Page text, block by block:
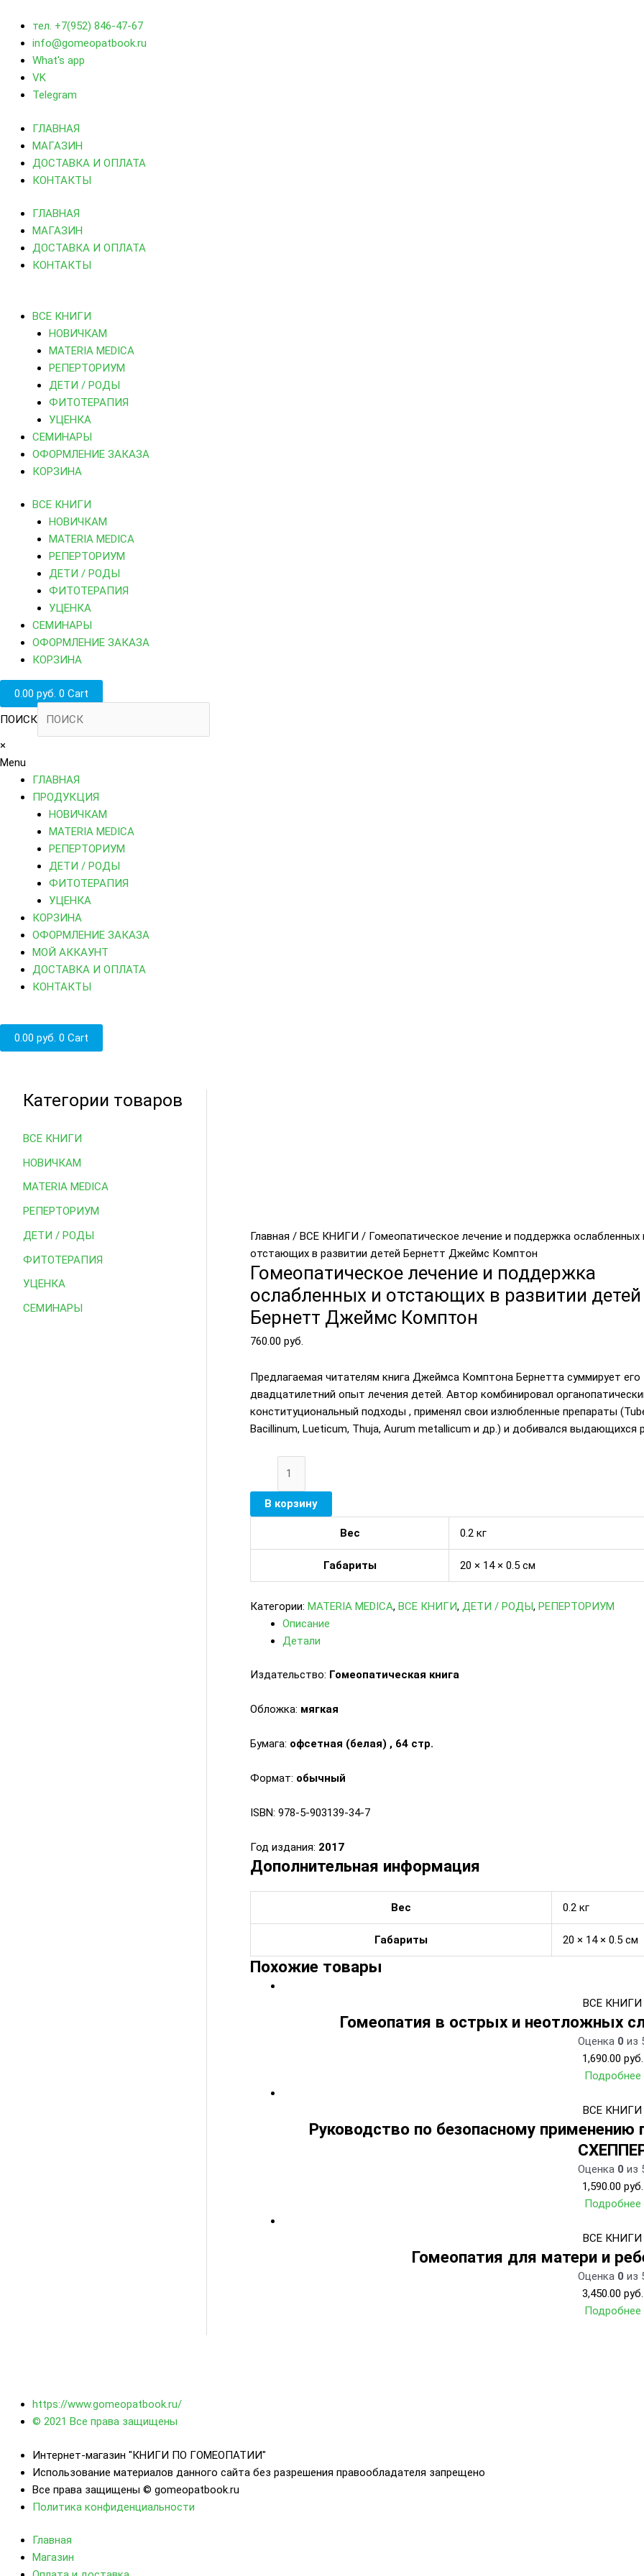
тел. +7(952) 846-47-67
info@gomeopatbook.ru
What's app
VK
Telegram
ГЛАВНАЯ
МАГАЗИН
ДОСТАВКА И ОПЛАТА
КОНТАКТЫ
ГЛАВНАЯ
МАГАЗИН
ДОСТАВКА И ОПЛАТА
КОНТАКТЫ
ВСЕ КНИГИ
НОВИЧКАМ
MATERIA MEDICA
РЕПЕРТОРИУМ
ДЕТИ / РОДЫ
ФИТОТЕРАПИЯ
УЦЕНКА
СЕМИНАРЫ
ОФОРМЛЕНИЕ ЗАКАЗА
КОРЗИНА
ВСЕ КНИГИ
НОВИЧКАМ
MATERIA MEDICA
РЕПЕРТОРИУМ
ДЕТИ / РОДЫ
ФИТОТЕРАПИЯ
УЦЕНКА
СЕМИНАРЫ
ОФОРМЛЕНИЕ ЗАКАЗА
КОРЗИНА
0.00 руб. 0 Cart
ПОИСК
×
Menu
ГЛАВНАЯ
ПРОДУКЦИЯ
НОВИЧКАМ
MATERIA MEDICA
РЕПЕРТОРИУМ
ДЕТИ / РОДЫ
ФИТОТЕРАПИЯ
УЦЕНКА
КОРЗИНА
ОФОРМЛЕНИЕ ЗАКАЗА
МОЙ АККАУНТ
ДОСТАВКА И ОПЛАТА
КОНТАКТЫ
0.00 руб. 0 Cart
Категории товаров
ВСЕ КНИГИ
НОВИЧКАМ
MATERIA MEDICA
РЕПЕРТОРИУМ
ДЕТИ / РОДЫ
ФИТОТЕРАПИЯ
УЦЕНКА
СЕМИНАРЫ
Главная / ВСЕ КНИГИ / Гомеопатическое лечение и поддержка ослабленных
отстающих в развитии детей Бернетт Джеймс Комптон
Гомеопатическое лечение и поддержка
ослабленных и отстающих в развитии детей
Бернетт Джеймс Комптон
760.00 руб.
Предлагаемая читателям книга Джеймса Комптона Бернетта суммирует его
двадцатилетний опыт лечения детей. Автор комбинировал
конституциональный подходы , применял свои излюбленные препараты
Bacillinum, Lueticum, Thuja, Aurum metallicum и др.) и добивался выдающихся
отстающих
в
развитии
Бернетт
Джеймс
Комптон
В корзину
Вес 0.2 кг
Габариты 20 × 14 × 0.5 см
Категории: MATERIA MEDICA, ВСЕ КНИГИ, ДЕТИ / РОДЫ, РЕПЕРТОРИУМ
Описание
Детали
Издательство: Гомеопатическая книга
Обложка: мягкая
Бумага: офсетная (белая) , 64 стр.
Формат: обычный
ISBN: 978-5-903139-34-7
Год издания: 2017
Дополнительная информация
Вес 0.2 кг
Габариты 20 × 14 × 0.5 см
Похожие товары
ВСЕ КНИГИ
Гомеопатия в острых и неотложных
Оценка 0 из
1,690.00 руб.
Подробнее
ВСЕ КНИГИ
Руководство по безопасному
Оценка 0 из
1,590.00 руб.
Подробнее
ВСЕ КНИГИ
Гомеопатия для матери и
Оценка 0 из
3,450.00 руб.
Подробнее
https://www.gomeopatbook.ru/
© 2021 Все права защищены
Интернет-магазин "КНИГИ ПО ГОМЕОПАТИИ"
Использование материалов данного сайта без разрешения правообладателя запрещено
Все права защищены © gomeopatbook.ru
Политика конфиденциальности
Главная
Магазин